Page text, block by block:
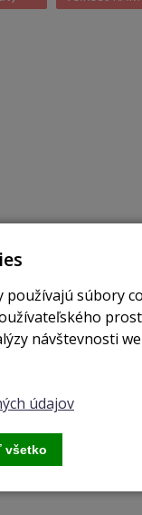
súbory
návštevnosti
údajov
všetko